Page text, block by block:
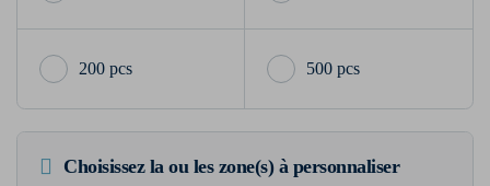
200 pcs 500 pcs
Choisissez la ou les zone(s) à personnaliser